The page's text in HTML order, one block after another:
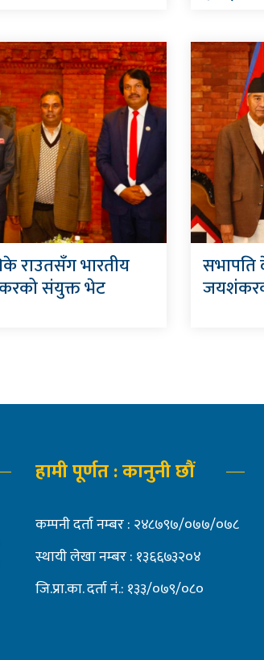
राउतसँग भारतीय
संयुक्त भेट
सभापति
हामी पूर्णत : कानुनी छौं
कम्पनी दर्ता नम्बर : २४८७९७/०७७/०७८
स्थायी लेखा नम्बर : १३६६७३२०४
जि.प्रा.का. दर्ता नं.: १३३/०७९/०८०